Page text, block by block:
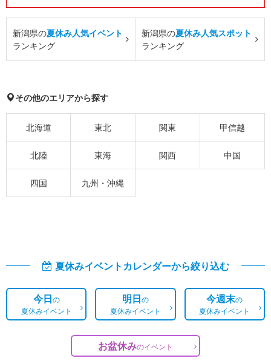
新潟県の夏休み人気イベント
ランキング
新潟県の夏休み人気スポット
ランキング
その他のエリアから探す
北海道 東北 関東 甲信越
北陸 東海 関西 中国
四国 九州・沖縄
夏休みイベントカレンダーから絞り込む
今日の
夏休みイベント
明日の
夏休みイベント
今週末の
夏休みイベント
お盆休みのイベント